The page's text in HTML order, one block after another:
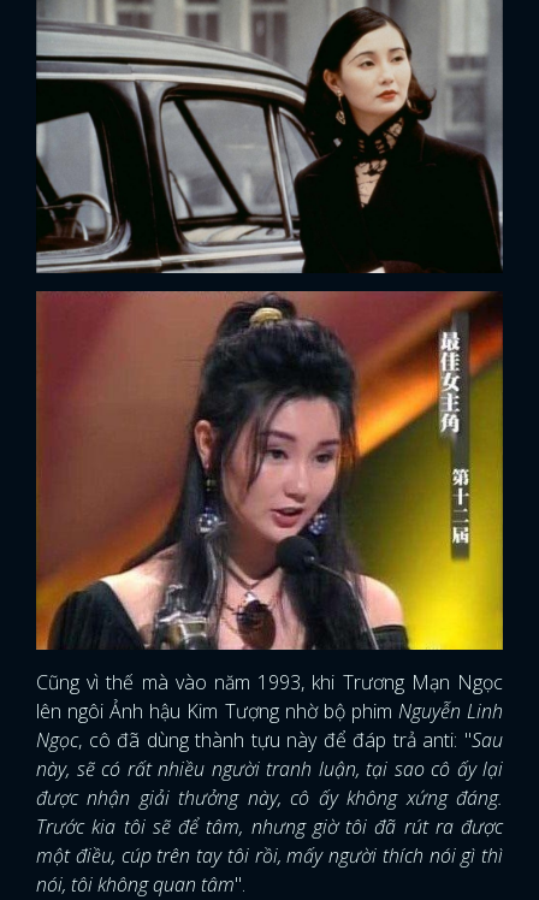
Cũng vì thế mà vào năm 1993, khi Trương Mạn Ngọc
lên ngôi Ảnh hậu Kim Tượng nhờ bộ phim Nguyễn Linh
Ngọc, cô đã dùng thành tựu này để đáp trả anti: "Sau
này, sẽ có rất nhiều người tranh luận, tại sao cô ấy lại
được nhận giải thưởng này, cô ấy không xứng đáng.
Trước kia tôi sẽ để tâm, nhưng giờ tôi đã rút ra được
một điều, cúp trên tay tôi rồi, mấy người thích nói gì thì
nói, tôi không quan tâm".